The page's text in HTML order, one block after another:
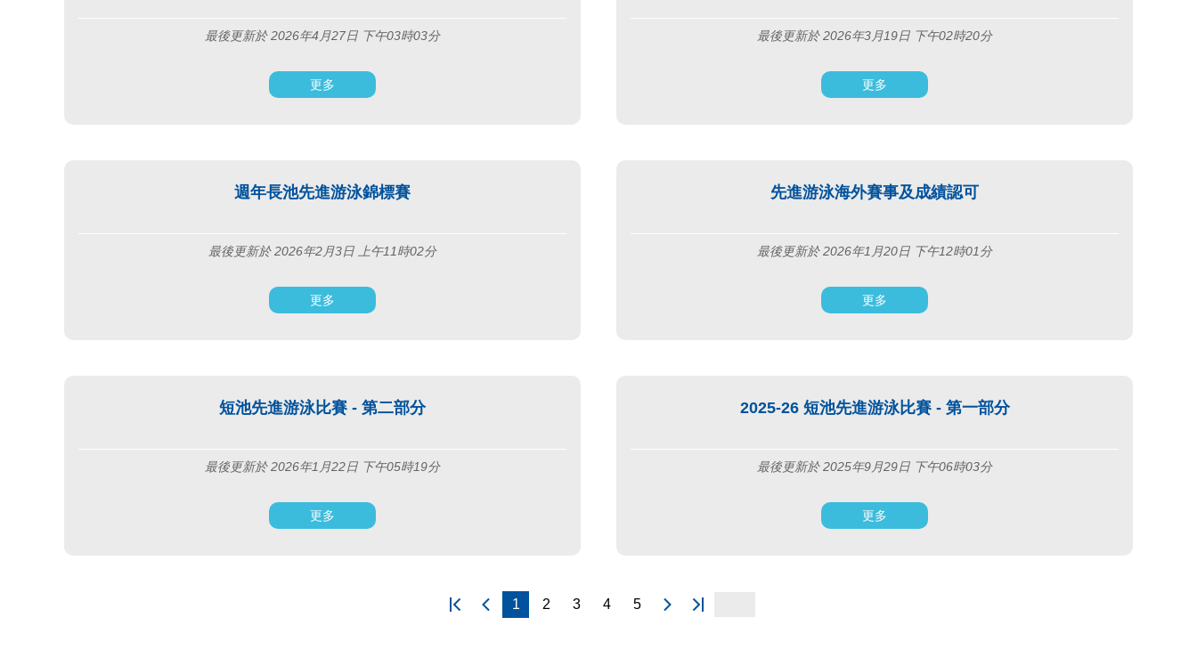
最後更新於 2026年4月27日 下午03時03分
更多
最後更新於 2026年3月19日 下午02時20分
更多
週年長池先進游泳錦標賽
最後更新於 2026年2月3日 上午11時02分
更多
先進游泳海外賽事及成績認可
最後更新於 2026年1月20日 下午12時01分
更多
短池先進游泳比賽 - 第二部分
最後更新於 2026年1月22日 下午05時19分
更多
2025-26 短池先進游泳比賽 - 第一部分
最後更新於 2025年9月29日 下午06時03分
更多
1 2 3 4 5